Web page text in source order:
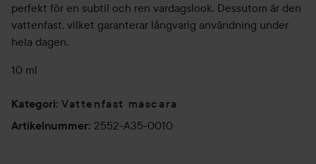
perfekt för en subtil och ren vardagslook. Dessutom är den
vattenfast, vilket garanterar långvarig användning under
hela dagen.
10 ml
Kategori: Vattenfast mascara
Artikelnummer: 2552-A35-0010